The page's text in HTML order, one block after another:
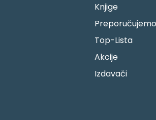
Knjige
Preporučujemo
Top-Lista
Akcije
Izdavači